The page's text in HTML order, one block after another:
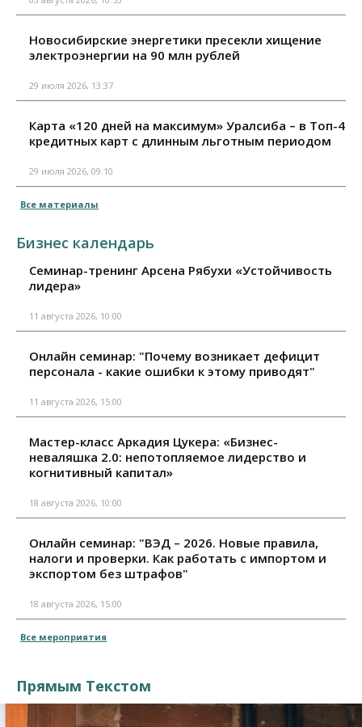
Новосибирские энергетики пресекли хищение
электроэнергии на 90 млн рублей
29 июля 2026, 13:37
Карта «120 дней на максимум» Уралсиба – в Топ-4
кредитных карт с длинным льготным периодом
29 июля 2026, 09:10
Все материалы
Бизнес календарь
Семинар-тренинг Арсена Рябухи «Устойчивость
лидера»
11 августа 2026, 10:00
Онлайн семинар: "Почему возникает дефицит
персонала - какие ошибки к этому приводят"
11 августа 2026, 15:00
Мастер-класс Аркадия Цукера: «Бизнес-
неваляшка 2.0: непотопляемое лидерство и
когнитивный капитал»
18 августа 2026, 10:00
Онлайн семинар: "ВЭД – 2026. Новые правила,
налоги и проверки. Как работать с импортом и
экспортом без штрафов"
18 августа 2026, 15:00
Все мероприятия
Прямым Текстом